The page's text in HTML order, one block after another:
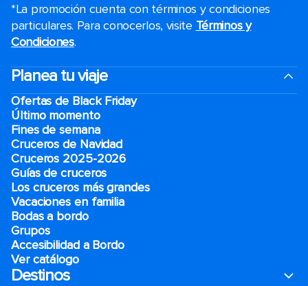
*La promoción cuenta con términos y condiciones
particulares. Para conocerlos, visite Términos y
Condiciones.
Planea tu viaje
Ofertas de Black Friday
Último momento
Fines de semana
Cruceros de Navidad
Cruceros 2025-2026
Guías de cruceros
Los cruceros más grandes
Vacaciones en familia
Bodas a bordo
Grupos
Accesibilidad a Bordo
Ver catálogo
Destinos